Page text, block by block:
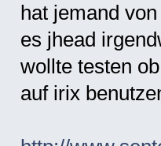
hat jemand
es jhead
wollte testen
auf irix